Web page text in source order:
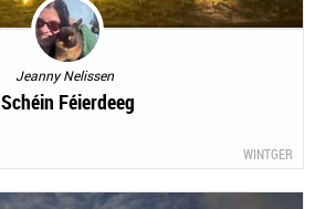
Jeanny Nelissen
Schéin Féierdeeg
WINTGER